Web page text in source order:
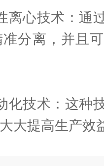
心技术：通过
分离，并且
技术：这种技
大提高生产效